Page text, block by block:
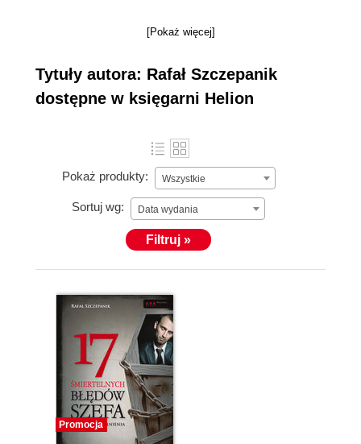
zarządzania ludźmi i szkoleń, większość w
Prywatnie polarnik i alpinista, dotarł na nartach na
oba bieguny i zdobył jeden z ośmiotysięczników.
[Pokaż więcej]
Tytuły autora: Rafał Szczepanik
dostępne w księgarni Helion
Pokaż produkty: Wszystkie
Sortuj wg: Data wydania
Filtruj »
Promocja